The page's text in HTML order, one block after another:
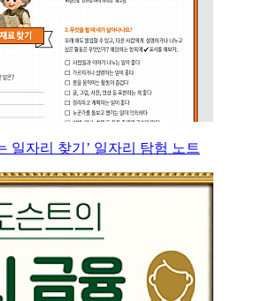
일자리 찾기’ 일자리 탐험 노트